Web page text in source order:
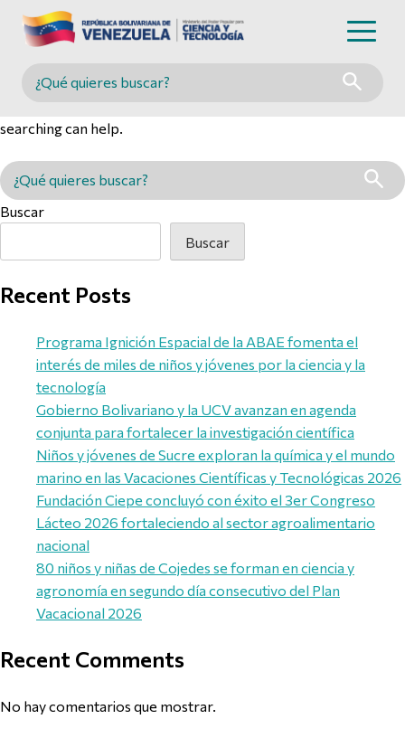
Buscar en MINCYT
searching can help.
Buscar en MINCYT
Buscar
Buscar
Recent Posts
Programa Ignición Espacial de la ABAE fomenta el
interés de miles de niños y jóvenes por la ciencia y la
tecnología
Gobierno Bolivariano y la UCV avanzan en agenda
conjunta para fortalecer la investigación científica
Niños y jóvenes de Sucre exploran la química y el mundo
marino en las Vacaciones Científicas y Tecnológicas 2026
Fundación Ciepe concluyó con éxito el 3er Congreso
Lácteo 2026 fortaleciendo al sector agroalimentario
nacional
80 niños y niñas de Cojedes se forman en ciencia y
agronomía en segundo día consecutivo del Plan
Vacacional 2026
Recent Comments
No hay comentarios que mostrar.